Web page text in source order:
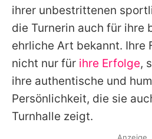
ihrer unbestrittenen
die Turnerin auch für ihre
ehrliche Art bekannt. Ihre
nicht nur für ihre Erfolge,
ihre authentische und
Persönlichkeit, die sie
Turnhalle zeigt.
Anzeige